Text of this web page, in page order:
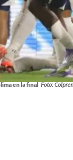
en la final Foto: